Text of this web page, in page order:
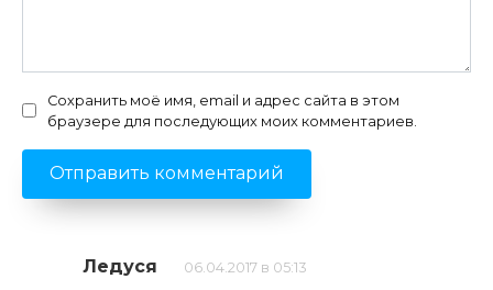
Сохранить моё имя, email и адрес сайта в этом
браузере для последующих моих комментариев.
Ледуся 06.04.2017 в 05:13